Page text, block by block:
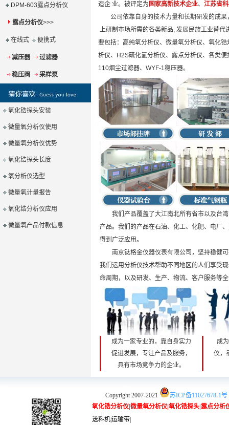
DPM-603露点分析仪
露点分析仪>>>
在线式 便携式
减压器 过滤器
稳压阀 采样泵
氧化锆探头安装
微量氧分析仪使用
微量氧分析仪优势
氧化锆探头长度
氧分析仪选型
微量氧计量报告
氧化锆分析仪应用
微量氧产品付款信息
造企 业。被评定为 国家高新技术企业、 江苏省
公司依靠自身的技术力量和长期研发的成果
上研制市场所需的各类新品, 发展民族工业替
要包括：高纯氧分析仪、微量氧分析仪、氧化
析仪、H2S硫化氢分析仪、露点分析仪、各类
110烟尘过滤器、WYF-1稳压器。
我们产品覆盖了大江南北所有省市以及台湾
产品。我们的产品在石油、化工、化肥、电厂
得到广泛应用。
南京钛格金仪器仪表有限公司，坚持稳健可
我们运用分析仪技术帮助不同地区的人们享受
命周期，以及研发、生产、物流、客户服务等
成为一家专业的，靠自身实力
促进发展，专注产品及服务，
具有市场竞争力的企业。
成
仪，
Copyright 2007-2021
苏ICP备11027678-1号
氧化锆分析仪 微量氧分析仪 氧化锆探头 露点分析
送料机运输带